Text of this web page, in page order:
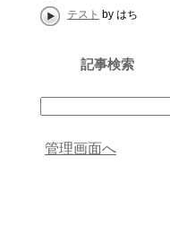
テスト by はち
記事検索
管理画面へ